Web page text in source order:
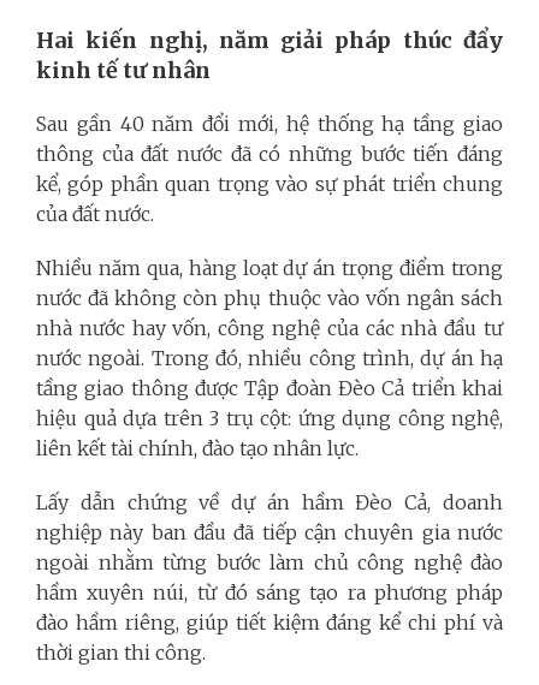
Hai kiến nghị, năm giải pháp thúc đẩy
kinh tế tư nhân
Sau gần 40 năm đổi mới, hệ thống hạ tầng giao
thông của đất nước đã có những bước tiến đáng
kể, góp phần quan trọng vào sự phát triển chung
của đất nước.
Nhiều năm qua, hàng loạt dự án trọng điểm trong
nước đã không còn phụ thuộc vào vốn ngân sách
nhà nước hay vốn, công nghệ của các nhà đầu tư
nước ngoài. Trong đó, nhiều công trình, dự án hạ
tầng giao thông được Tập đoàn Đèo Cả triển khai
hiệu quả dựa trên 3 trụ cột: ứng dụng công nghệ,
liên kết tài chính, đào tạo nhân lực.
Lấy dẫn chứng về dự án hầm Đèo Cả, doanh
nghiệp này ban đầu đã tiếp cận chuyên gia nước
ngoài nhằm từng bước làm chủ công nghệ đào
hầm xuyên núi, từ đó sáng tạo ra phương pháp
đào hầm riêng, giúp tiết kiệm đáng kể chi phí và
thời gian thi công.